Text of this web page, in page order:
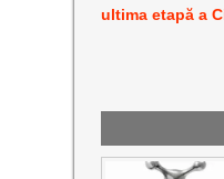
ultima etapă a